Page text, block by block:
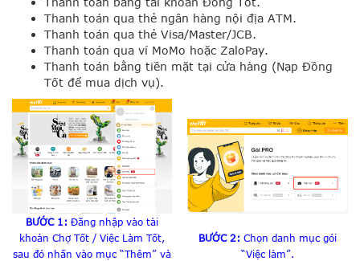
Thanh toán qua thẻ ngân hàng nội địa ATM.
Thanh toán qua thẻ Visa/Master/JCB.
Thanh toán qua ví MoMo hoặc ZaloPay.
Thanh toán bằng tiền mặt tại cửa hàng (Nạp Đồng
Tốt để mua dịch vụ).
BƯỚC 1: Đăng nhập vào tài
khoản Chợ Tốt / Việc Làm Tốt,
sau đó nhấn vào mục “Thêm” và
BƯỚC 2: Chọn danh mục gói
“Việc làm”.